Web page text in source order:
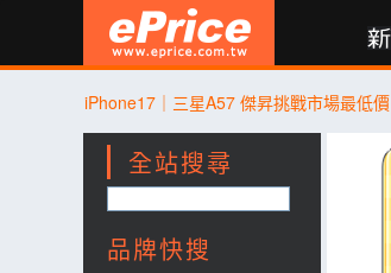
評測 討論 產品 買賣
iPhone17｜三星A57 傑昇挑戰市場最低價
全站搜尋
品牌快搜